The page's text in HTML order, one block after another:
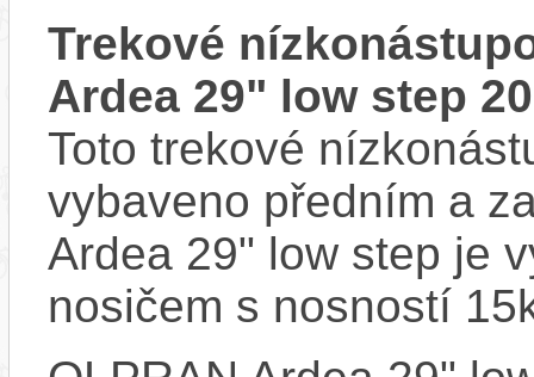
Trekové
Ardea 29" low step
Toto trekové
vybaveno předním a
Ardea 29" low step je
nosičem s nosností